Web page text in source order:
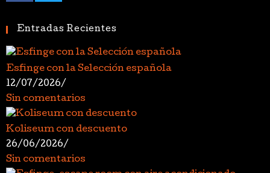
Entradas Recientes
Esfinge con la Selección española
12/07/2026/
Sin comentarios
Koliseum con descuento
26/06/2026/
Sin comentarios